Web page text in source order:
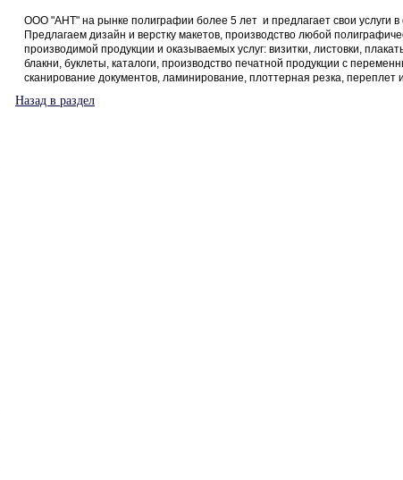
ООО "АНТ" на рынке полиграфии более 5 лет и предлагает свои услуги
Предлагаем дизайн и верстку макетов, производство любой
производимой продукции и оказываемых услуг: визитки, листовки,
блакни, буклеты, каталоги, производство печатной продукции с
сканирование документов, ламинирование, плоттерная резка, переплет
Назад в раздел